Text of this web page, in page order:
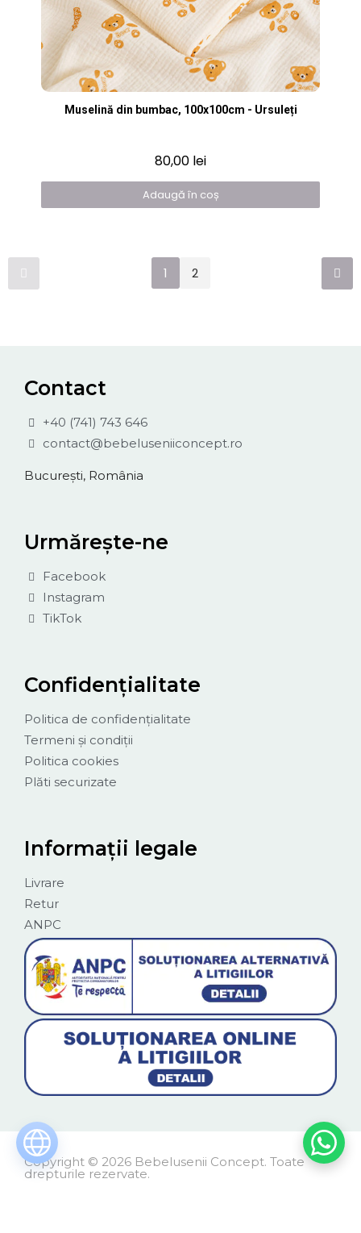
Vizualizare rapidă
Muselină din bumbac, 100x100cm - Ursuleți
80,00 lei
Adaugă în coș
1 2
Contact
+40 (741) 743 646
contact@bebeluseniiconcept.ro
București, România
Urmărește-ne
Facebook
Instagram
TikTok
Confidențialitate
Politica de confidențialitate
Termeni și condiții
Politica cookies
Plăti securizate
Informații legale
Livrare
Retur
ANPC
Copyright © 2026 Bebelusenii Concept. Toate
drepturile rezervate.